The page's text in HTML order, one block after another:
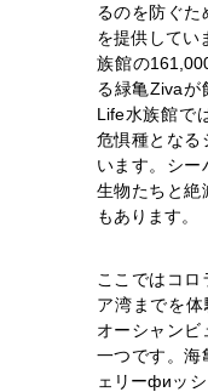
るのを防ぐた
を提供してい
族館の
る緑亀Zivaが
Life水族館で
危惧種となる
います。シー
生物たちと絶
もあります。
ここではコロ
ア湾までを
オーシャンビ
一つです。海
ェリーфиッ